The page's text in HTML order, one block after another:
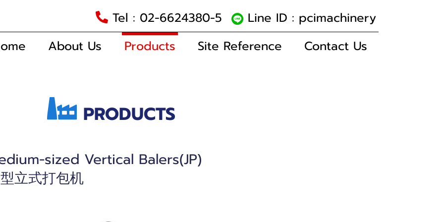
Tel : 02-6624380-5
Line ID : pcimachinery
About Us Products Site Reference Contact Us
PRODUCTS
sized Vertical Balers(JP)
立式打包机